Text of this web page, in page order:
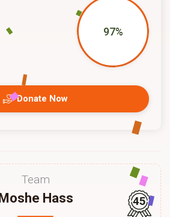
97%
Donate Now
Team
Moshe Hass 45